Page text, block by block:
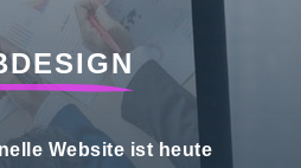
Website ist heute